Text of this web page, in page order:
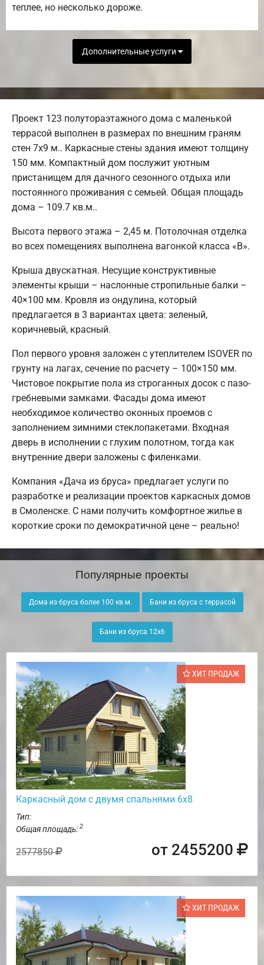
теплее, но несколько дороже.
Дополнительные услуги
Проект 123 полутораэтажного дома с маленькой
террасой выполнен в размерах по внешним граням
стен 7х9 м.. Каркасные стены здания имеют толщину
150 мм. Компактный дом послужит уютным
пристанищем для дачного сезонного отдыха или
постоянного проживания с семьей. Общая площадь
дома – 109.7 кв.м..
Высота первого этажа – 2,45 м. Потолочная отделка
во всех помещениях выполнена вагонкой класса «В».
Крыша двускатная. Несущие конструктивные
элементы крыши – наслонные стропильные балки –
40×100 мм. Кровля из ондулина, который
предлагается в 3 вариантах цвета: зеленый,
коричневый, красный.
Пол первого уровня заложен с утеплителем ISOVER по
грунту на лагах, сечение по расчету – 100×150 мм.
Чистовое покрытие пола из строганных досок с пазо-
гребневыми замками. Фасады дома имеют
необходимое количество оконных проемов с
заполнением зимними стеклопакетами. Входная
дверь в исполнении с глухим полотном, тогда как
внутренние двери заложены с филенками.
Компания «Дача из бруса» предлагает услуги по
разработке и реализации проектов каркасных домов
в Смоленске. С нами получить комфортное жилье в
короткие сроки по демократичной цене – реально!
Популярные проекты
Дома из бруса более 100 кв.м. Бани из бруса с террасой
Бани из бруса 12х6
ХИТ ПРОДАЖ
Каркасный дом с двумя спальнями 6х8
Тип:
Общая площадь: 2
2577850 от 2455200
ХИТ ПРОДАЖ